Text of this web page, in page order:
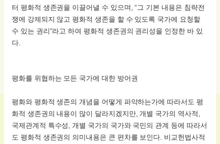
터 평화적 생존권을 이끌어낼 수 있으며, “그 기본 내용은 침략전
쟁에 강제되지 않고 평화적 생존을 할 수 있도록 국가에 요청할
수 있는 권리”라고 하여 평화적 생존권의 권리성을 인정한 바 있
다.
평화를 위협하는 모든 국가에 대한 방어권
평화와 평화적 생존의 개념을 어떻게 파악하는가에 따라서도 평
화적 생존권의 내용이 많이 달라지겠지만, 개별 국가의 역사적,
국제관계적 특수성, 개별 국가의 국가와 국민의 관계 등에 따라서
도 평화적 생존권의 의미내용은 큰 편차를 보인다. 비교헌법사적